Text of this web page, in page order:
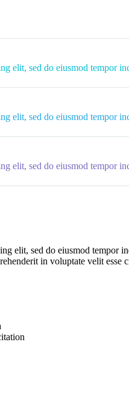
elit, sed do eiusmod tempor
elit, sed do eiusmod tempor
elit, sed do eiusmod tempor
elit, sed do eiusmod
in voluptate velit